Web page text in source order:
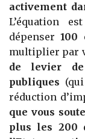
activement
L’équation
dépenser100
multiplier par
de levier
publiques
réduction
que vous
plus les 200